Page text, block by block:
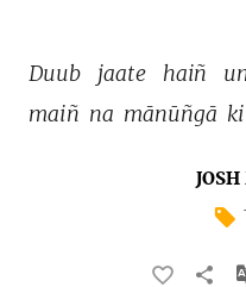
Duub jaate haiñ
maiñ na mānūñgā ki